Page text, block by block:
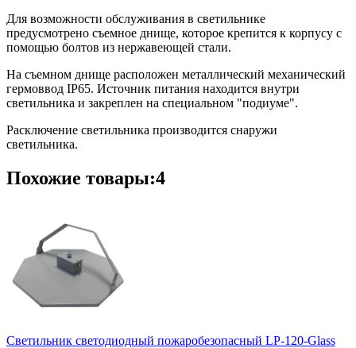
Для возможности обслуживания в светильнике
предусмотрено съемное днище, которое крепится к корпусу с
помощью болтов из нержавеющей стали.
На съемном днище расположен металлический механический
гермоввод IP65. Источник питания находится внутри
светильника и закреплен на специальном "подиуме".
Расключение светильника производится снаружи
светильника.
Похожие товары:4
Светильник светодиодный пожаробезопасный LP-120-Glass